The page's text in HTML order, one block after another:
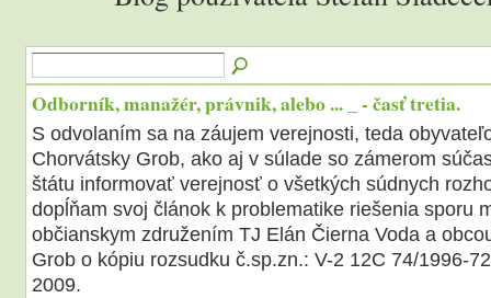
Odborník, manažér, právnik, alebo ... _ - časť tretia.
S odvolaním sa na záujem verejnosti, teda
Chorvátsky Grob, ako aj v súlade so zámerom
štátu informovať verejnosť o všetkých súdnych
dopĺňam svoj článok k problematike riešenia sporu
občianskym združením TJ Elán Čierna Voda a
Grob o kópiu rozsudku č.sp.zn.: V-2 12C 74/1996-
2009.